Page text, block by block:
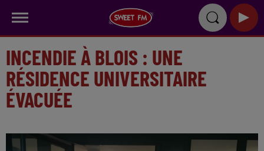
INCENDIE À BLOIS : UNE
RÉSIDENCE UNIVERSITAIRE
ÉVACUÉE